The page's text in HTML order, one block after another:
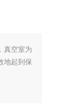
真空室为
地起到保